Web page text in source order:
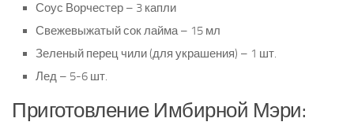
Соус Ворчестер – 3 капли
Свежевыжатый сок лайма – 15 мл
Зеленый перец чили (для украшения) – 1 шт.
Лед – 5-6 шт.
Приготовление Имбирной Мэри: